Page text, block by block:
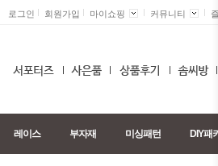
로그인 회원가입 마이쇼핑 커뮤니티
레이스 부자재 미싱패턴 DIY패